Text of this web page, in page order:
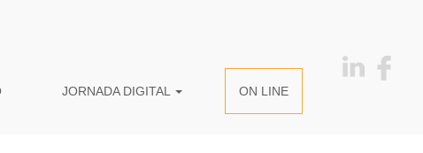
JORNADA DIGITAL ON LINE